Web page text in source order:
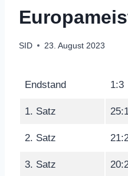
SID 23. August 2023
Endstand 1:3
1. Satz
2. Satz
3. Satz